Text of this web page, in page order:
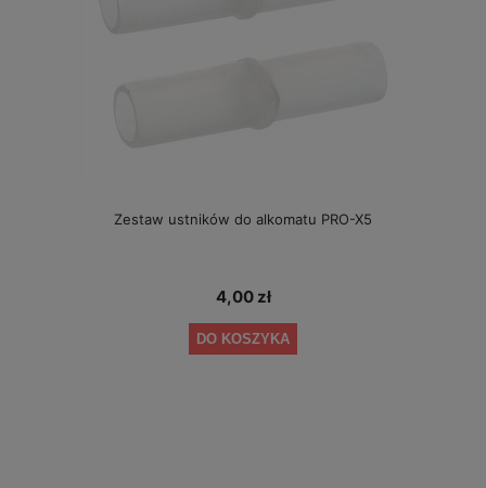
Zestaw ustników do alkomatu PRO-X5
4,00 zł
DO KOSZYKA